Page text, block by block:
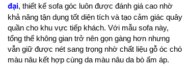
đại, thiết kế sofa góc luôn được đánh giá cao nhờ
khả năng tận dụng tốt diện tích và tạo cảm giác quây
quần cho khu vực tiếp khách. Với mẫu sofa này,
tổng thể không gian trở nên gọn gàng hơn nhưng
vẫn giữ được nét sang trọng nhờ chất liệu gỗ óc chó
màu nâu kết hợp cùng da màu nâu da bò ấm áp.